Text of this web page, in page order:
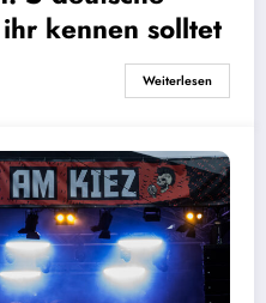
kennen solltet
Weiterlesen